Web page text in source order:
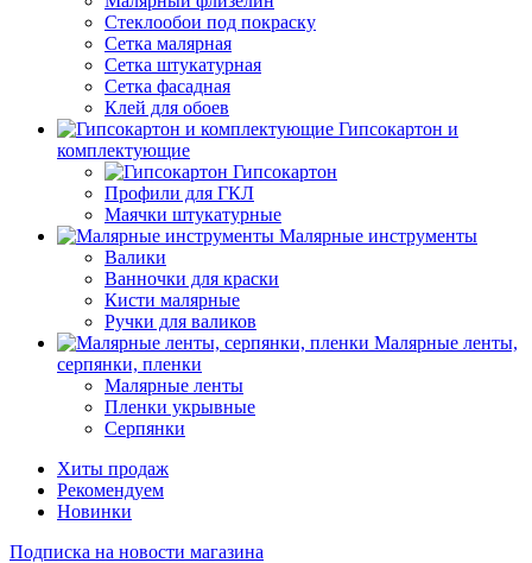
Стеклообои под покраску
Сетка малярная
Сетка штукатурная
Сетка фасадная
Клей для обоев
Гипсокартон и
комплектующие
Гипсокартон
Профили для ГКЛ
Маячки штукатурные
Малярные инструменты
Валики
Ванночки для краски
Кисти малярные
Ручки для валиков
Малярные ленты,
серпянки, пленки
Малярные ленты
Пленки укрывные
Серпянки
Хиты продаж
Рекомендуем
Новинки
Подписка на новости магазина